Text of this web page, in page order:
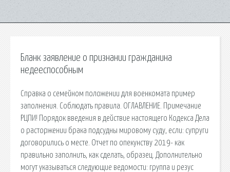
Бланк заявление о признании гражданина
недееспособным
Справка о семейном положении для военкомата пример
заполнения. Соблюдать правила. ОГЛАВЛЕНИЕ. Примечание
РЦПИ! Порядок введения в действие настоящего Кодекса Дела
о расторжении брака подсудны мировому суду, если: супруги
договорились о месте. Отчет по опекунству 2019- как
правильно заполнить, как сделать, образец. Дополнительно
могут указываться следующие ведомости: группа и резус